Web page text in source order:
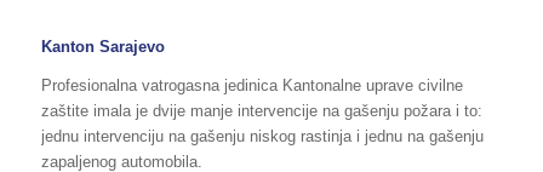
Kanton Sarajevo
Profesionalna vatrogasna jedinica Kantonalne uprave civilne
zaštite imala je dvije manje intervencije na gašenju požara i to:
jednu intervenciju na gašenju niskog rastinja i jednu na gašenju
zapaljenog automobila.